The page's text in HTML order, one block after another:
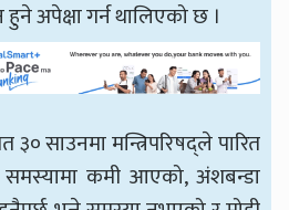
अपेक्षा गर्न थालिएको छ ।
साउनमा मन्त्रिपरिषद्ले पारित
कमी आएको, अंशबन्डा